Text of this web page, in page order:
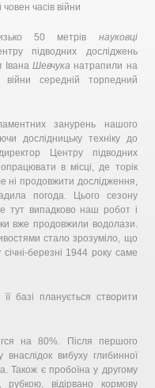
часів війни
50 метрів науковці
підводних досліджень
ІванаШевчука натрапили на
середній торпедний
занурень нашого
дослідницьку техніку до
Центру підводних
в місці, де торік
ні продовжити дослідження,
погода. Цього сезону
тут випадково наш робот і
вже продовжили водолази.
стало зрозуміло, що
березні 1944 року саме
базі планується створити
на 80%. Після першого
внаслідок вибуху глибинної
Також є пробоїна у другому
рубкою, відірвано кормову